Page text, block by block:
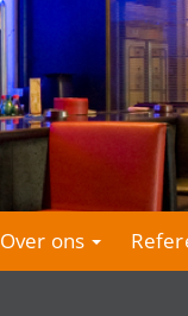
Over ons